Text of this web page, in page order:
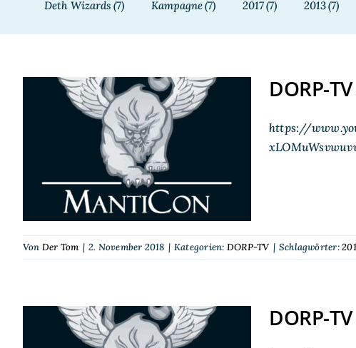
Deth Wizards (7) Kampagne(7) 2017(7) 2013(7)
DORP-TV auf der
MantiCon 2018
DORP-
https://
Von Der Tom | 2. November 2018 | Kategorien: DORP-TV | Schlagwörter:
DORP-